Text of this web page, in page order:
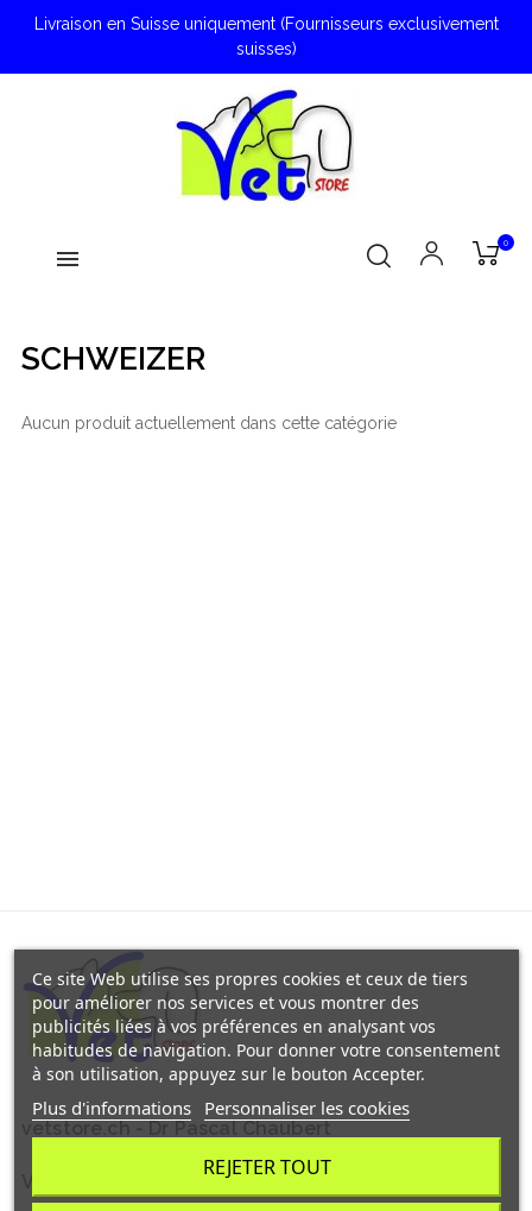
Livraison en Suisse uniquement (Fournisseurs exclusivement
suisses)
0
SCHWEIZER
Aucun produit actuellement dans cette catégorie
vetstore.ch - Dr Pascal Chaubert
Ce site Web utilise ses propres cookies et ceux de tiers
pour améliorer nos services et vous montrer des
publicités liées à vos préférences en analysant vos
habitudes de navigation. Pour donner votre consentement
à son utilisation, appuyez sur le bouton Accepter.
Plus d'informations Personnaliser les cookies
REJETER TOUT